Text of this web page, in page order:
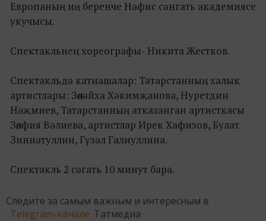
Европаның иң беренче Нәфис сәнгать академиясе
укучысы.
Спектакльнең хореографы- Никита Жестков.
Спектакльдә катнашалар: Татарстанның халык
артистлары: Зөләйха Хәкимҗанова, Нуретдин
Нәҗмиев, Татарстанның атказанган артисткасы
Зөлфия Вәлиева, артистлар Ирек Хафизов, Булат
Зиннәтуллин, Гүзәл Галиуллина.
Спектакль 2 сәгать 10 минут бара.
Следите за самым важным и интересным в
Telegram-канале Татмедиа